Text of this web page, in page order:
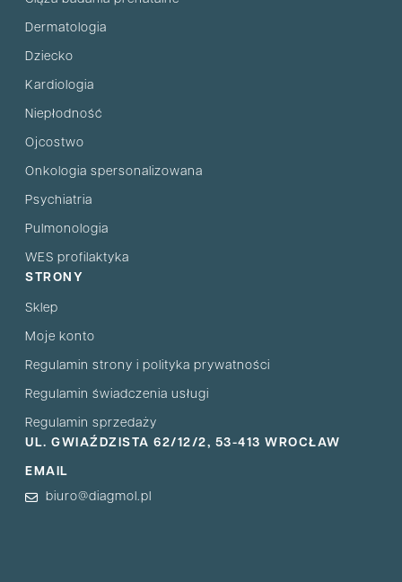
Dermatologia
Dziecko
Kardiologia
Niepłodność
Ojcostwo
Onkologia spersonalizowana
Psychiatria
Pulmonologia
WES profilaktyka
STRONY
Sklep
Moje konto
Regulamin strony i polityka prywatności
Regulamin świadczenia usługi
Regulamin sprzedaży
UL. GWIAŹDZISTA 62/12/2, 53-413 WROCŁAW
EMAIL
biuro@diagmol.pl